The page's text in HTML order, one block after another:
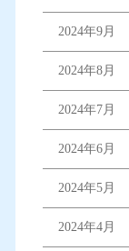
2024年9月
2024年8月
2024年7月
2024年6月
2024年5月
2024年4月